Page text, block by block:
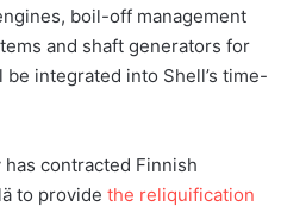
boil-off management
and shaft generators for
integrated into Shell’s time-
contracted Finnish
to provide the reliquification